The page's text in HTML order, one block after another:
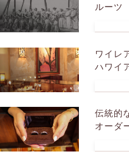
ルーツ
ワイレ
ハワイ
伝統的
オーダ